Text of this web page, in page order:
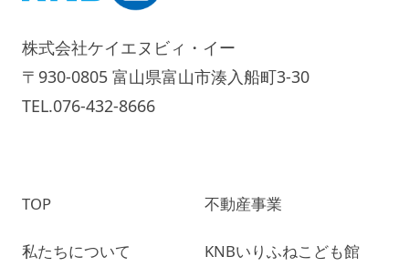
株式会社ケイエヌビィ・イー
〒930-0805 富山県富山市湊入船町3-30
TEL.076-432-8666
TOP
私たちについて
不動産事業
KNBいりふねこども館